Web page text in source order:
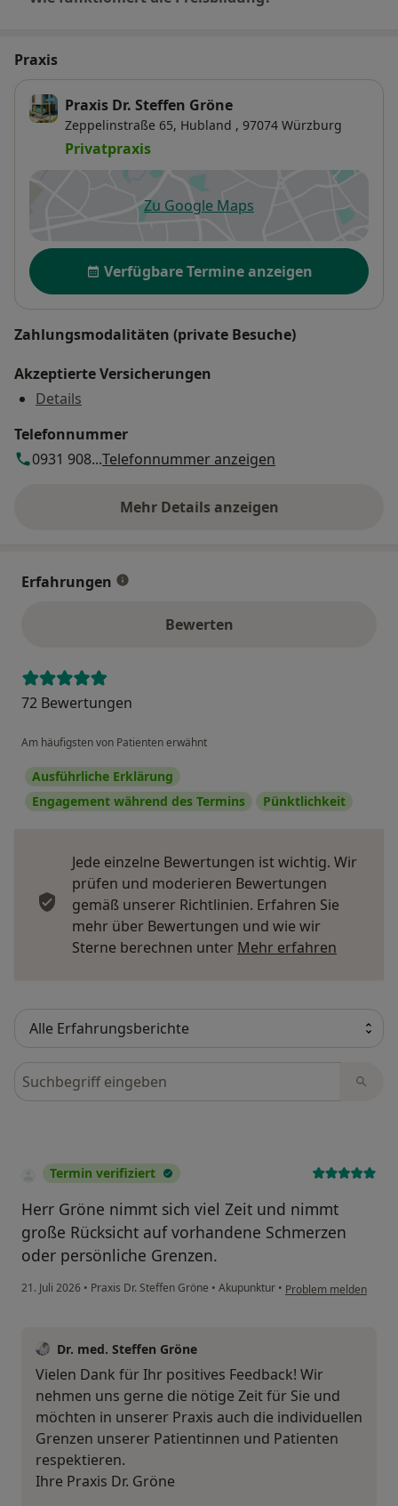
Praxis
Praxis Dr. Steffen Gröne
Zeppelinstraße 65, Hubland , 97074 Würzburg
Privatpraxis
Zu Google Mapsöffnet in einer neuen
Verfügbarkeit
Verfügbare Termine anzeigen
Zahlungsmodalitäten (private Besuche)
Akzeptierte Versicherungen
Details
Telefonnummer
0931 908...Telefonnummer anzeigen
Mehr Details anzeigen
über die Adresse
Erfahrungen
Bewerten
72 Bewertungen
Am häufigsten von Patienten erwähnt
Ausführliche Erklärung
Engagement während des Termins
Pünktlichkeit
Jede einzelne Bewertungen ist wichtig. Wir
prüfen und moderieren Bewertungen
gemäß unserer Richtlinien. Erfahren Sie
mehr über Bewertungen und wie wir
Sterne berechnen unter Mehr erfahren
Bewertungen durchsuchen
Termin verifiziert
Herr Gröne nimmt sich viel Zeit und nimmt
große Rücksicht auf vorhandene Schmerzen
oder persönliche Grenzen.
21. Juli 2026 • Praxis Dr. Steffen Gröne • Akupunktur • Problem melden
Dr. med. Steffen Gröne
Vielen Dank für Ihr positives Feedback! Wir
nehmen uns gerne die nötige Zeit für Sie und
möchten in unserer Praxis auch die individuellen
Grenzen unserer Patientinnen und Patienten
respektieren.
Ihre Praxis Dr. Gröne